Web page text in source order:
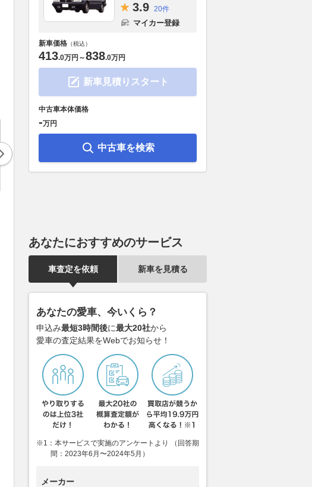
2026.08.06
数
3.9 20件
マイカー登録
新車価格 （税込）
413.0万円 ～838.0万円
新車見積りスタート
中古車本体価格
-万円
中古車を検索
あなたにおすすめのサービス
車査定を依頼 新車を見積る
あなたの愛車、今いくら？
申込み最短3時間後に最大20社から
愛車の査定結果をWebでお知らせ！
※1：本サービスで実施のアンケートより （回答期
間：2023年6月〜2024年5月）
メーカー